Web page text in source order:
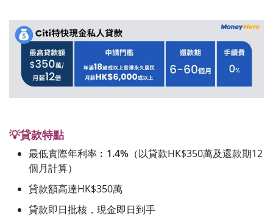
💡貸款特點
最低實際年利率︰ 1.4% （以貸款HK$350萬及還款期12
個月計算）
貸款額高達HK$350萬
貸款即日批核，現金即日到手